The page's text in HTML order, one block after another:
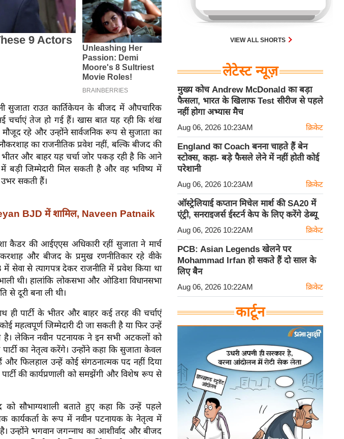
सुजाता राउत कार्तिकेयन के बीजद में औपचारिक
चर्चाएं तेज हो गई हैं। खास बात यह रही कि शंख
रहे और उन्होंने सार्वजनिक रूप से सुजाता का
का राजनीतिक प्रवेश नहीं, बल्कि बीजद की
भीतर और बाहर यह चर्चा जोर पकड़ रही है कि आने
बड़ी जिम्मेदारी मिल सकती है और वह भविष्य में
सकती हैं।
BJD में शामिल, Naveen Patnaik
की आईएएस अधिकारी रहीं सुजाता ने मार्च
और बीजद के प्रमुख रणनीतिकार रहे वीके
सेवा से त्यागपत्र देकर राजनीति में प्रवेश किया था
थी। हालांकि लोकसभा और ओडिशा विधानसभा
से दूरी बना ली थी।
पार्टी के भीतर और बाहर कई तरह की चर्चाएं
महत्वपूर्ण जिम्मेदारी दी जा सकती है या फिर उन्हें
लेकिन नवीन पटनायक ने इन सभी अटकलों को
का नेतृत्व करेंगे। उन्होंने कहा कि सुजाता केवल
फिलहाल उन्हें कोई संगठनात्मक पद नहीं दिया
की कार्यप्रणाली को समझेंगी और विशेष रूप से
को सौभाग्यशाली बताते हुए कहा कि उन्हें पहले
कार्यकर्ता के रूप में नवीन पटनायक के नेतृत्व में
उन्होंने भगवान जगन्नाथ का आशीर्वाद और बीजद
VIEW ALL SHORTS
लेटेस्ट न्यूज़
मुख्य कोच Andrew McDonald का बड़ा
फैसला, भारत के खिलाफ Test सीरीज से पहले
नहीं होगा अभ्यास मैच
Aug 06, 2026 10:23AM क्रिकेट
England का Coach बनना चाहते हैं बेन
स्टोक्स, कहा- बड़े फैसले लेने में नहीं होती कोई
परेशानी
Aug 06, 2026 10:23AM क्रिकेट
ऑस्ट्रेलियाई कप्तान मिचेल मार्श की SA20 में
एंट्री, सनराइजर्स ईस्टर्न केप के लिए करेंगे डेब्यू
Aug 06, 2026 10:22AM क्रिकेट
PCB: Asian Legends खेलने पर
Mohammad Irfan हो सकते हैं दो साल के
लिए बैन
Aug 06, 2026 10:22AM क्रिकेट
कार्टून